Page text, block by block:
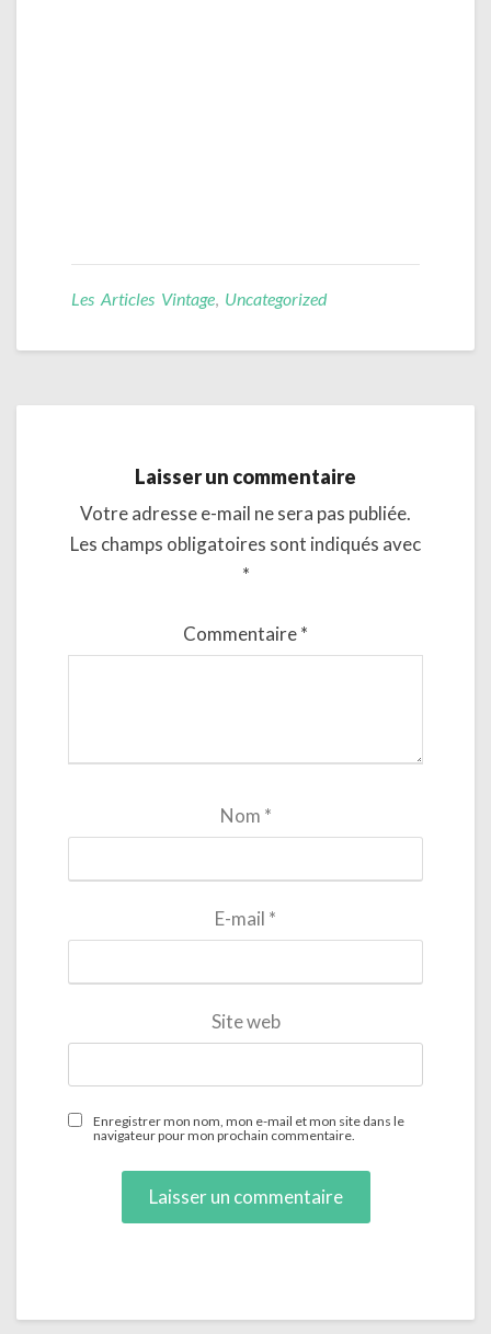
Les Articles Vintage, Uncategorized
Laisser un commentaire
Votre adresse e-mail ne sera pas publiée.
Les champs obligatoires sont indiqués avec
*
Commentaire*
Nom *
E-mail *
Site web
Enregistrer mon nom, mon e-mail et mon site dans le
navigateur pour mon prochain commentaire.